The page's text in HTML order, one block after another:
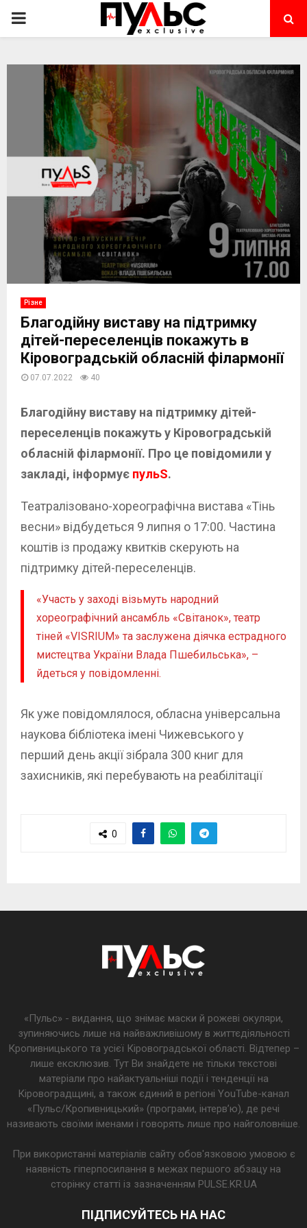
PRIMARY
Різне
Благодійну виставу на підтримку
дітей-переселенців покажуть в
Кіровоградській обласній філармонії
07.07.2022 40
Благодійну виставу на підтримку дітей-
переселенців покажуть у Кіровоградській
обласній філармонії. Про це повідомили у
закладі, інформує пульS.
Театралізовано-хореографічна вистава «Тінь
весни» відбудеться 9 липня о 17:00. Частина
коштів із продажу квитків скерують на
підтримку дітей-переселенців.
«Участь у заході візьмуть народний
хореографічний ансамбль «Світанок», театр
тіней «VISRIUM» та заслужена діячка естрадного
мистецтва України Влада Пшебильська», –
йдеться у повідомленні.
Як уже повідомлялося, обласна універсальна
наукова бібліотека імені Чижевського у
перший день акції зібрала 300 книг для
захисників, які перебувають на реабілітації
0
«Пульс» - видання, що знімає маски й рожеві окуляри,
зупиняючись лише на найважливішому в життєдіяльності
Кропивницького та усієї Кіровоградської області. Відтепер –
лише ексклюзив. Тут Ви знайдете не тільки текстові
матеріали про найактуальніші події і тенденції на
Кіровоградщині, а також єдиний в регіоні YouTube-канал
«Пульс/Кропивницький» (програми, інтерв’ю), де речі
називають своїми іменами і говорять лише про найголовніше.
При використанні матеріалів сайту обов'язковою умовою є
наявність гіперпосилання в межах першого абзацу на
сторінку статті із зазначенням PULSE.KR.UA
ПІДПИСУЙТЕСЬ НА НАС